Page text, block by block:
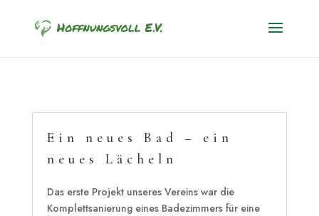
Ein neues Bad – ein
neues Lächeln
Das erste Projekt unseres Vereins war die
Komplettsanierung eines Badezimmers für eine